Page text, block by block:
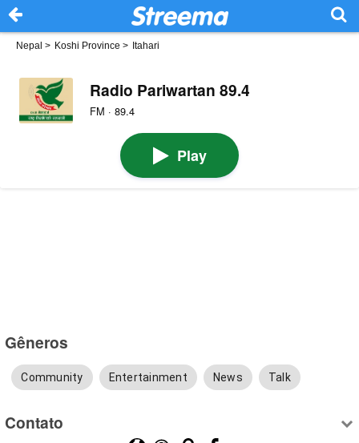
Nepal > Koshi Province > Itahari
Radio Pariwartan 89.4
FM · 89.4
Play
Gêneros
Community Entertainment News Talk
Contato